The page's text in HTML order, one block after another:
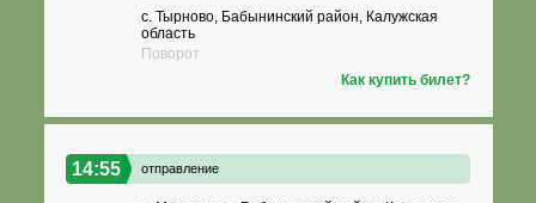
с. Тырново, Бабынинский район, Калужская
область
Поворот
Как купить билет?
14:55 отправление